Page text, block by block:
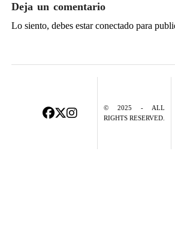
Deja un comentario
Lo siento, debes estarconectadopara
© 2025 - ALL
RIGHTS RESERVED.